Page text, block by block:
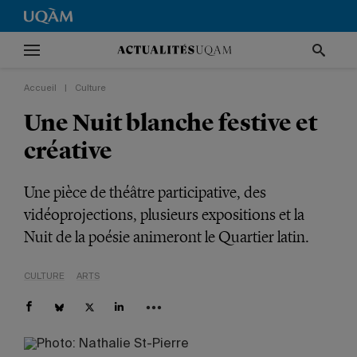
Accueil Culture
Une Nuit blanche festive et
créative
Une pièce de théâtre participative, des
vidéoprojections, plusieurs expositions et la
Nuit de la poésie animeront le Quartier latin.
CULTURE ARTS